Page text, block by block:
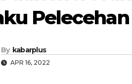
By kabarplus
APR 16, 2022